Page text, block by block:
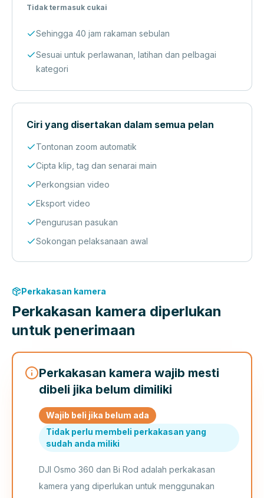
Tidak termasuk cukai
Sehingga 40 jam rakaman sebulan
Sesuai untuk perlawanan, latihan dan pelbagai
kategori
Ciri yang disertakan dalam semua pelan
Tontonan zoom automatik
Cipta klip, tag dan senarai main
Perkongsian video
Eksport video
Pengurusan pasukan
Sokongan pelaksanaan awal
Perkakasan kamera
Perkakasan kamera diperlukan
untuk penerimaan
Perkakasan kamera wajib mesti
dibeli jika belum dimiliki
Wajib beli jika belum ada
Tidak perlu membeli perkakasan yang
sudah anda miliki
DJI Osmo 360 dan Bi Rod adalah perkakasan
kamera yang diperlukan untuk menggunakan